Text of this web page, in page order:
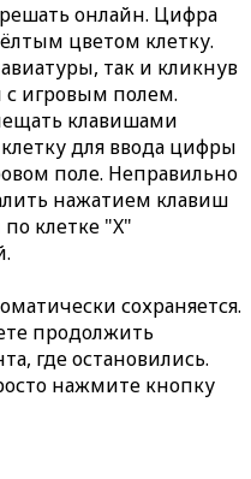
онлайн. Цифра
цветом клетку.
так и кликнув
с игровым полем.
клавишами
для ввода цифры
поле. Неправильно
нажатием клавиш
клетке "X"
сохраняется.
продолжить
где остановились.
нажмите кнопку